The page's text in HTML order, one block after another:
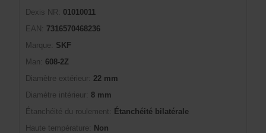
Dexis NR:
01010011
EAN:
7316570468236
Marque:
SKF
Man:
608-2Z
Diamètre extérieur: 22 mm
Diamètre intérieur: 8 mm
Étanchéité du roulement:
Étanchéité bilatérale
Haute température:
Non